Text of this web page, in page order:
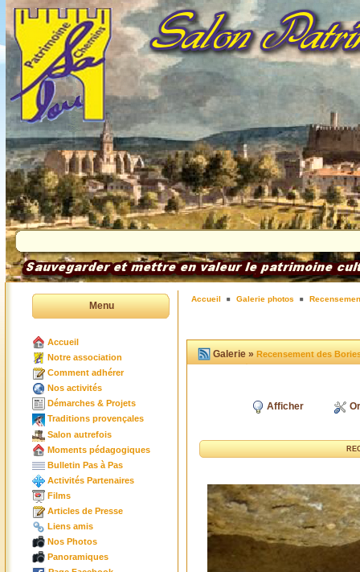
Menu
Accueil
Notre association
Comment adhérer
Nos activités
Démarches & Projets
Traditions provençales
Salon autrefois
Moments pédagogiques
Bulletin Pas à Pas
Activités Partenaires
Films
Articles de Presse
Liens amis
Nos Photos
Panoramiques
Accueil Galerie photos
Galerie »Recensement des
Afficher